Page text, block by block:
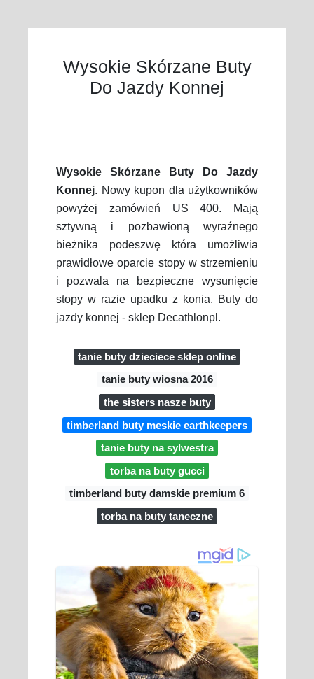
Wysokie Skórzane Buty
Do Jazdy Konnej
Wysokie Skórzane Buty Do Jazdy
Konnej. Nowy kupon dla użytkowników
powyżej zamówień US 400. Mają
sztywną i pozbawioną wyraźnego
bieżnika podeszwę która umożliwia
prawidłowe oparcie stopy w strzemieniu
i pozwala na bezpieczne wysunięcie
stopy w razie upadku z konia. Buty do
jazdy konnej - sklep Decathlonpl.
tanie buty dzieciece sklep online
tanie buty wiosna 2016
the sisters nasze buty
timberland buty meskie earthkeepers
tanie buty na sylwestra
torba na buty gucci
timberland buty damskie premium 6
torba na buty taneczne